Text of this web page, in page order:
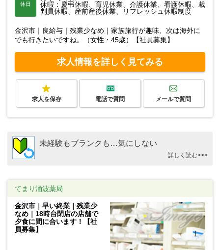
休日
休暇：慶弔休暇、育児休業、介護休業、看護休暇、裁
判員休暇、産前産後休業、リフレッシュ休暇制度
金沢市｜良給与｜残業少なめ｜家族旅行が趣味、次は海外に
でも行きたいですね。（女性・45歳）【社員募集】
求人情報を詳しく見てみる
求人を保存 電話で質問 メールで質問
未経験もブランクも…気にしない
詳しく読む>>>
てまり涌波薬局
金沢市｜早い終業｜残業少
なめ｜18時台閉店の店舗で
夕食に間に合います！【社
員募集】